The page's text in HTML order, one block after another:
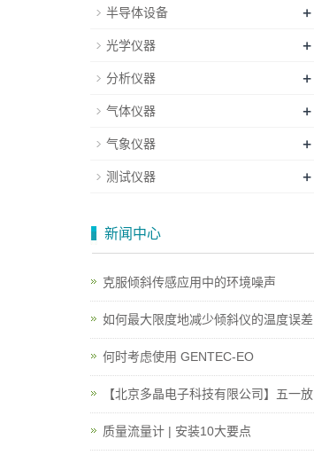
半导体设备 +
光学仪器 +
分析仪器 +
气体仪器 +
气象仪器 +
测试仪器 +
新闻中心
克服倾斜传感应用中的环境噪声
如何最大限度地减少倾斜仪的温度误差
何时考虑使用 GENTEC-EO
【北京多晶电子科技有限公司】五一放
质量流量计 | 安装10大要点